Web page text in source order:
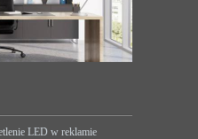
LED w reklamie